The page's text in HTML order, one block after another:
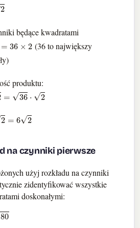
będące kwadratami
36×2
(36 to największy
produktu:
2
na czynniki pierwsze
użyj rozkładu na czynniki
zidentyfikować wszystkie
doskonałymi: